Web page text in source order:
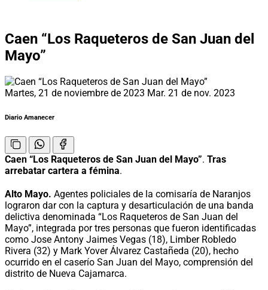
Caen “Los Raqueteros de San Juan del
Mayo”
Martes, 21 de noviembre de 2023 Mar. 21 de nov. 2023
Diario Amanecer
Caen “Los Raqueteros de San Juan del Mayo”. Tras
arrebatar cartera a fémina.
Alto Mayo. Agentes policiales de la comisaría de Naranjos
lograron dar con la captura y desarticulación de una banda
delictiva denominada “Los Raqueteros de San Juan del
Mayo”, integrada por tres personas que fueron identificadas
como Jose Antony Jaimes Vegas (18), Limber Robledo
Rivera (32) y Mark Yover Álvarez Castañeda (20), hecho
ocurrido en el caserío San Juan del Mayo, comprensión del
distrito de Nueva Cajamarca.